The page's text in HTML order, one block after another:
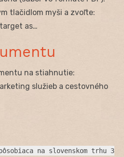
tlačidlom myši a zvoľte:
as…
na stiahnutie:
služieb a cestovného
na slovenskom trhu 3